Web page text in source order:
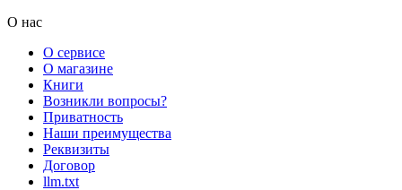
О нас
О сервисе
О магазине
Книги
Возникли вопросы?
Приватность
Наши преимущества
Реквизиты
Договор
llm.txt